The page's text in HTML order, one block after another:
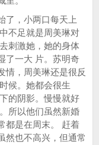
，小两口每天上
不足就是周美琳对
刺激她，她的身体
了一大 片。苏明奇
情，周美琳还是很反
候。她都会很生
的阴影。慢慢就好
所以他们虽然新婚
都是在周末。 赶着
然也不高兴，但通常